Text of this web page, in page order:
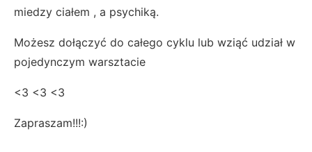
miedzy ciałem , a psychiką.
Możesz dołączyć do całego cyklu lub wziąć udział w
pojedynczym warsztacie
<3 <3 <3
Zapraszam!!!:)